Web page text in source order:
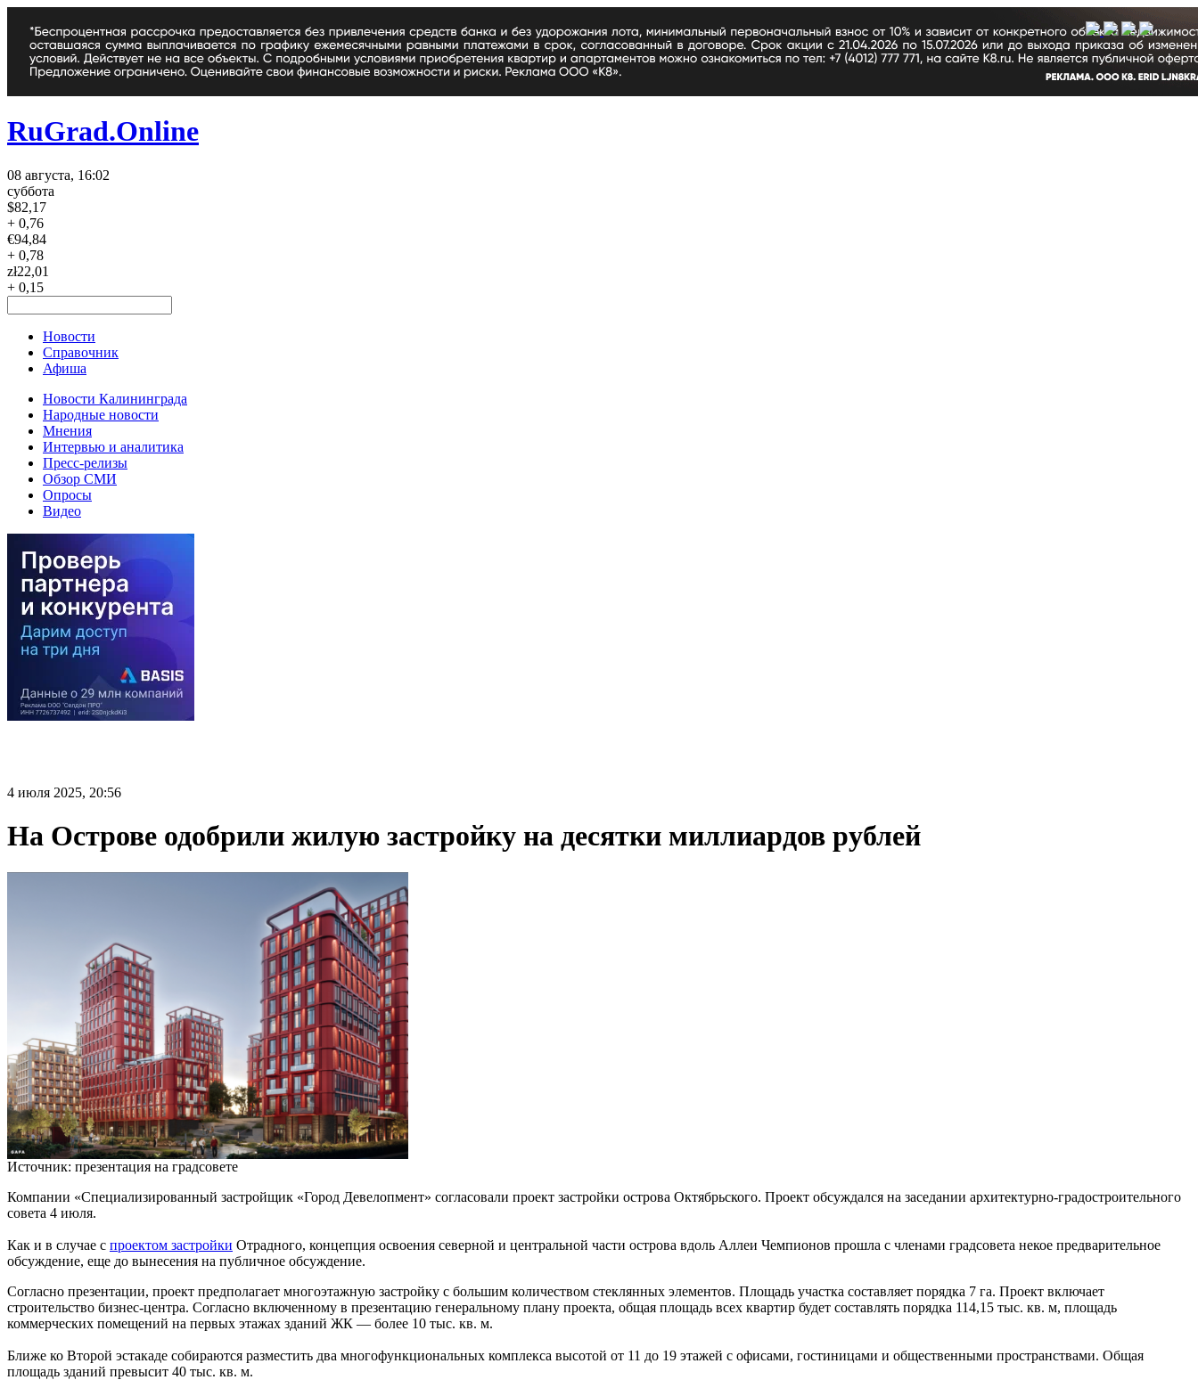
RuGrad.Online
08 августа, 16:02
суббота
$82,17
+ 0,76
€94,84
+ 0,78
zł22,01
+ 0,15
Новости
Справочник
Афиша
Новости Калининграда
Народные новости
Мнения
Интервью и аналитика
Пресс-релизы
Обзор СМИ
Опросы
Видео
4 июля 2025, 20:56
На Острове одобрили жилую застройку на десятки миллиардов рублей
Источник: презентация на градсовете
Компании «Специализированный застройщик «Город Девелопмент» согласовали проект застройки острова Октябрьского. Проект обсуждался на заседании архитектурно-градостроительного
совета 4 июля.
Как и в случае с проектом застройки Отрадного, концепция освоения северной и центральной части острова вдоль Аллеи Чемпионов прошла с членами градсовета некое предварительное
обсуждение, еще до вынесения на публичное обсуждение.
Согласно презентации, проект предполагает многоэтажную застройку с большим количеством стеклянных элементов. Площадь участка составляет порядка 7 га. Проект включает
строительство бизнес-центра. Согласно включенному в презентацию генеральному плану проекта, общая площадь всех квартир будет составлять порядка 114,15 тыс. кв. м, площадь
коммерческих помещений на первых этажах зданий ЖК — более 10 тыс. кв. м.
Ближе ко Второй эстакаде собираются разместить два многофункциональных комплекса высотой от 11 до 19 этажей с офисами, гостиницами и общественными пространствами. Общая
площадь зданий превысит 40 тыс. кв. м.